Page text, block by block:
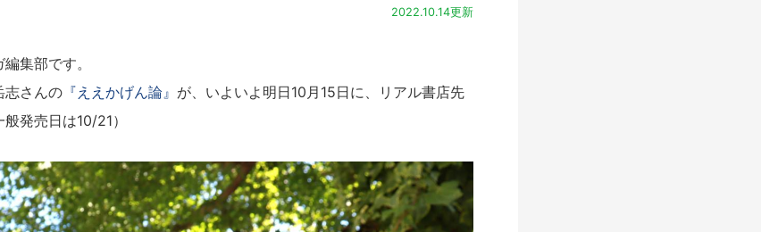
2022.10.14更新
集部です。
さんの 『ええかげん論』 が、いよいよ明日10月15日に、リアル書店先
発売日は10/21）